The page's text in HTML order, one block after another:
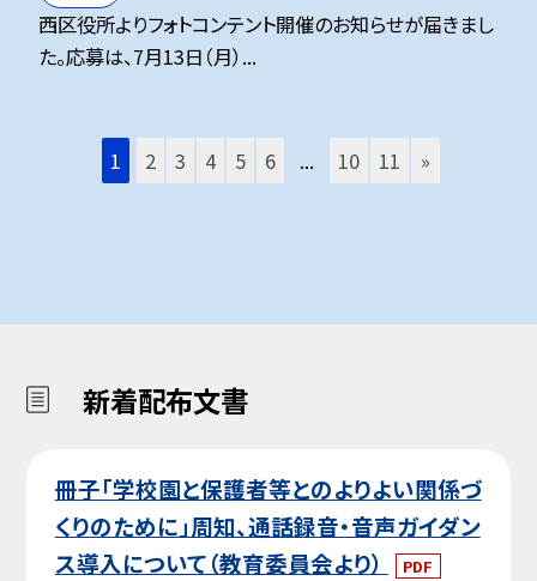
西区役所よりフォトコンテント開催のお知らせが届きまし
た。応募は、7月13日（月）...
1 2 3 4 5 6 ... 10 11 »
新着配布文書
冊子「学校園と保護者等とのよりよい関係づ
くりのために」周知、通話録音・音声ガイダン
ス導入について（教育委員会より）
PDF